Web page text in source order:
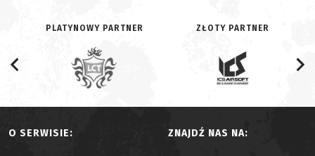
PLATYNOWY PARTNER ZŁOTY PARTNER
O SERWISIE: ZNAJDŹ NAS NA: